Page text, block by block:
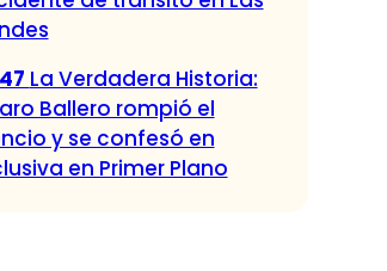
La Verdadera Historia:
Ballero rompió el
y se confesó en
en Primer Plano